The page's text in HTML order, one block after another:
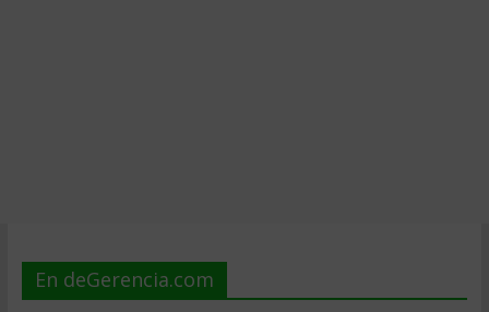
En deGerencia.com